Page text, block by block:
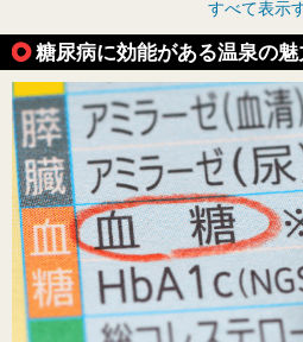
すべて表示
糖尿病に効能がある温泉の魅